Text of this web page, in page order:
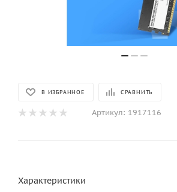
В ИЗБРАННОЕ СРАВНИТЬ
Артикул: 1917116
Характеристики